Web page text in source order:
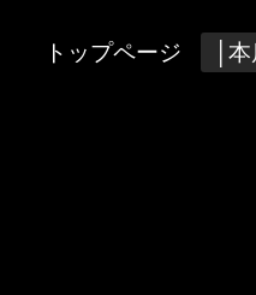
トップページ │